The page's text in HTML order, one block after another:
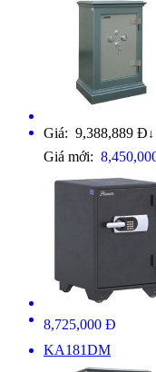
Giá: 9,388,889 Đ ↓
Giá mới:
8,725,000 Đ
KA181DM